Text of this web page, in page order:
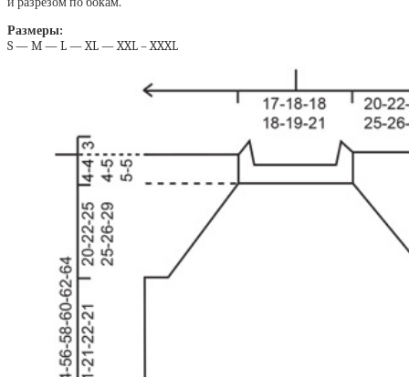
Размеры:
S — M — L — XL — XXL – XXXL